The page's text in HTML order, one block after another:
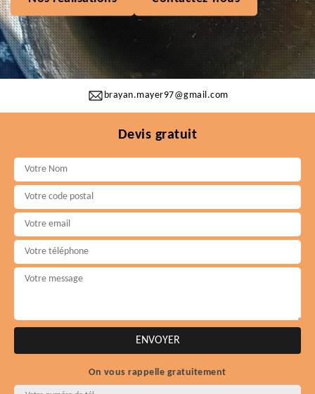
brayan.mayer97@gmail.com
Devis gratuit
On vous rappelle gratuitement